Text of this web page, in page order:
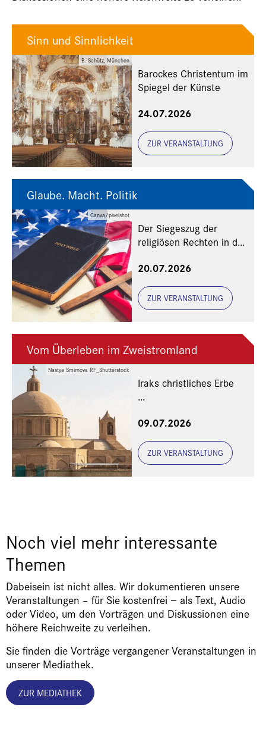
B. Schütz, München
Sinn und Sinnlichkeit
Barockes Christentum im
Spiegel der Künste
24.07.2026
ZUR VERANSTALTUNG
Canva/pixelshot
Glaube. Macht. Politik
Der Siegeszug der
religiösen Rechten in den
20.07.2026
ZUR VERANSTALTUNG
Nastya Smirnova RF_Shutterstock
Vom Überleben im Zweistromland
Iraks christliches Erbe
Freunde und Gönner
09.07.2026
ZUR VERANSTALTUNG
Noch viel mehr interessante
Themen
Dabeisein ist nicht alles. Wir dokumentieren unsere
Veranstaltungen – für Sie kostenfrei − als Text, Audio
oder Video, um den Vorträgen und Diskussionen eine
höhere Reichweite zu verleihen.
Sie finden die Vorträge vergangener Veranstaltungen in
unserer Mediathek.
ZUR MEDIATHEK